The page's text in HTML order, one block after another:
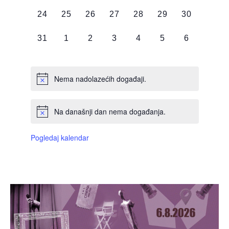
0
24
0
25
0
26
0
27
0
28
0
29
0
30
0
31
0
1
0
2
0
3
0
4
0
5
0
6
Nema nadolazećih događaji.
Na današnji dan nema događanja.
Pogledaj kalendar